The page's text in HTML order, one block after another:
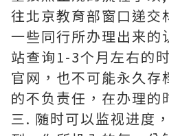
往北京教育部窗口递交
一些同行所办理出来的
站查询1-3个月左右的
官网，也不可能永久存
的不负责任，在办理的
三. 随时可以监视进度